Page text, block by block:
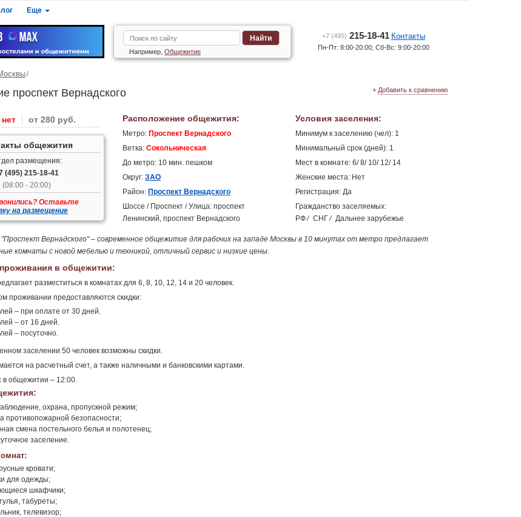
Еще
Найти
Например, Общежитие
+7 (495) 215-18-41 Контакты
Пн-Пт: 8:00-20:00; Сб-Вс: 9:00-20:00
проспект Вернадского + Добавить к сравнению
от 280 руб.
общежития
размещения:
(495) 215-18-41
(08:00 - 20:00)
Оставьте
на размещение
Расположение общежития:
Метро: Проспект Вернадского
Ветка: Сокольническая
До метро: 10 мин. пешком
Округ: ЗАО
Район: Проспект Вернадского
Шоссе / Проспект / Улица: проспект
Ленинский, проспект Вернадского
Условия заселения:
Минимум к заселению (чел): 1
Минимальный срок (дней): 1
Мест в комнате: 6/ 8/ 10/ 12/ 14
Женские места: Нет
Регистрация: Да
Гражданство заселяемых:
РФ/ СНГ/ Дальнее зарубежье
Вернадского" – современное общежитие для рабочих на западе Москвы в 10 минутах от метро предлагает
комнаты с новой мебелью и техникой, отличный сервис и низкие цены.
в общежитии:
разместиться в комнатах для 6, 8, 10, 12, 14 и 20 человек.
проживании предоставляются скидки:
– при оплате от 30 дней.
– от 16 дней.
– посуточно.
заселении 50 человек возможны скидки.
на расчетный счет, а также наличными и банковскими картами.
в общежитии – 12:00.
охрана, пропускной режим;
противопожарной безопасности;
смена постельного белья и полотенец;
заселение.
кровати;
для одежды;
шкафчики;
табуреты;
телевизор;